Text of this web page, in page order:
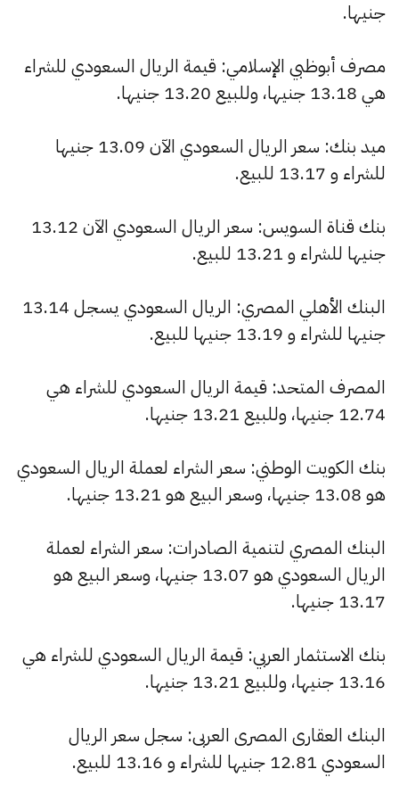
جنيها.
مصرف أبوظبي الإسلامي: قيمة الريال السعودي للشراء
هي 13.18 جنيها، وللبيع 13.20 جنيها.
ميد بنك: سعر الريال السعودي الآن 13.09 جنيها
للشراء و 13.17 للبيع.
بنك قناة السويس: سعر الريال السعودي الآن 13.12
جنيها للشراء و 13.21 للبيع.
البنك الأهلي المصري: الريال السعودي يسجل 13.14
جنيها للشراء و 13.19 جنيها للبيع.
المصرف المتحد: قيمة الريال السعودي للشراء هي
12.74 جنيها، وللبيع 13.21 جنيها.
بنك الكويت الوطني: سعر الشراء لعملة الريال السعودي
هو 13.08 جنيها، وسعر البيع هو 13.21 جنيها.
البنك المصري لتنمية الصادرات: سعر الشراء لعملة
الريال السعودي هو 13.07 جنيها، وسعر البيع هو
13.17 جنيها.
بنك الاستثمار العربي: قيمة الريال السعودي للشراء هي
13.16 جنيها، وللبيع 13.21 جنيها.
البنك العقارى المصرى العربى: سجل سعر الريال
السعودي 12.81 جنيها للشراء و 13.16 للبيع.